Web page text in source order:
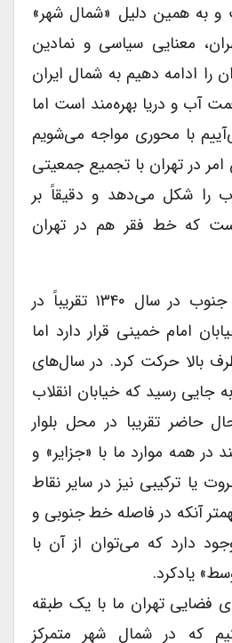
به همین دلیل «شمال شهر»
معنایی سیاسی و نمادین
را ادامه دهیم به شمال ایران
آب و دریا بهره‌مند است اما
با محوری مواجه می‌شویم
در تهران با تجمیع جمعیتی
را شکل می‌دهد و دقیقاً بر
که خط فقر هم در تهران
خط جدایی شمال و جنوب در سال ۱۳۴۰ تقریباً در
امام خمینی قرار دارد اما
بالا حرکت کرد. در سال‌های
جایی رسید که خیابان انقلاب
حاضر تقریبا در محل بلوار
در همه موارد ما با «جزایر» و
یا ترکیبی نیز در سایر نقاط
آنکه در فاصله خط جنوبی و
دارد که می‌توان از آن با
یادکرد.
فضایی تهران ما با یک طبقه
که در شمال شهر متمرکز